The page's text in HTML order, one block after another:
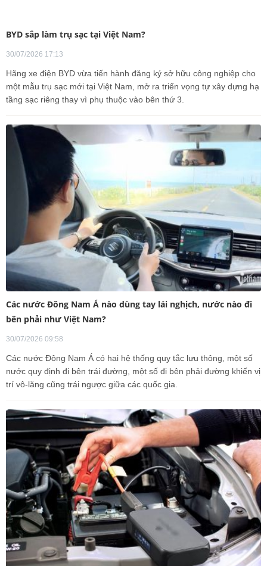
BYD sắp làm trụ sạc tại Việt Nam?
30/07/2026 17:13
Hãng xe điện BYD vừa tiến hành đăng ký sở hữu công nghiệp cho
một mẫu trụ sạc mới tại Việt Nam, mở ra triển vọng tự xây dựng hạ
tầng sạc riêng thay vì phụ thuộc vào bên thứ 3.
Các nước Đông Nam Á nào dùng tay lái nghịch, nước nào đi
bên phải như Việt Nam?
30/07/2026 09:58
Các nước Đông Nam Á có hai hệ thống quy tắc lưu thông, một số
nước quy định đi bên trái đường, một số đi bên phải đường khiến vị
trí vô-lăng cũng trái ngược giữa các quốc gia.